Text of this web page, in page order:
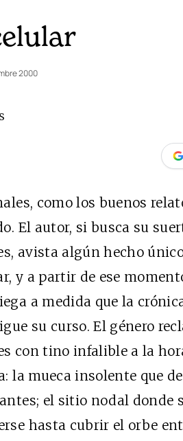
2000
como los buenos
El autor, si busca su
avista algún hecho
y a partir de ese
a medida que la
su curso. El género
con tino infalible a la
la mueca insolente que
el sitio nodal donde
hasta cubrir el orbe